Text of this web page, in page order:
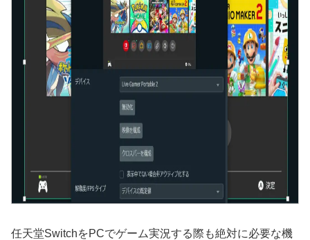
任天堂SwitchをPCでゲーム実況する際も絶対に必要な機